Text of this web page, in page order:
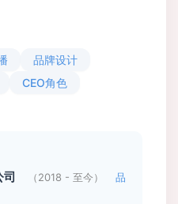
品牌设计
CEO角色
（2018 - 至今）
品